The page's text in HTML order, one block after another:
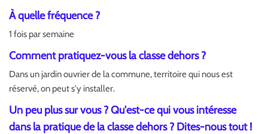
À quelle fréquence ?
1 fois par semaine
Comment pratiquez-vous la classe dehors ?
Dans un jardin ouvrier de la commune, territoire qui nous est
réservé, on peut s'y installer.
Un peu plus sur vous ? Qu'est-ce qui vous intéresse
dans la pratique de la classe dehors ? Dites-nous tout !